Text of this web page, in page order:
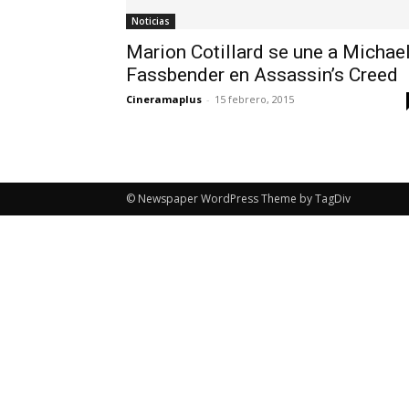
Noticias
Marion Cotillard se une a
Fassbender en Assassin’s Creed
Cineramaplus - 15 febrero, 2015
© Newspaper WordPress Theme by TagDiv